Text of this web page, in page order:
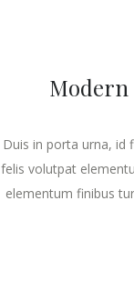
Modern
Duis in porta urna, id
felis volutpat
elementum finibus